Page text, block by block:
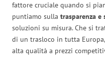
fattore cruciale quando si
puntiamo sulla trasparenza e
soluzioni su misura. Che si
di un trasloco in tutta
alta qualità a prezzi